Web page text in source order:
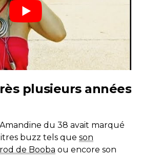
plusieurs années
du 38 avait marqué
buzz tels que son
de Booba ou encore son